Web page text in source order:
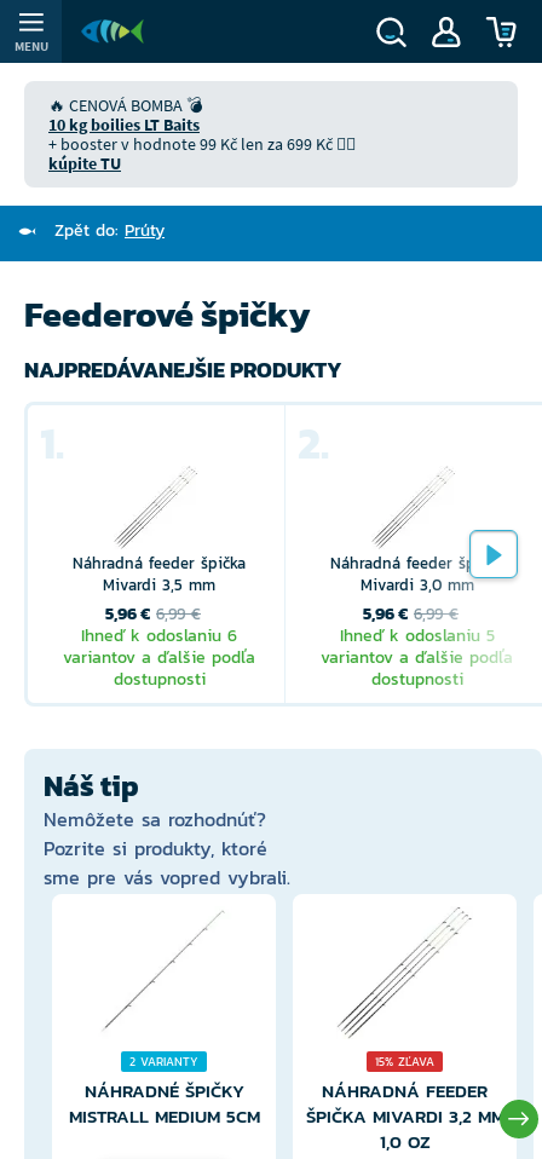
MENU
🔥 CENOVÁ BOMBA 💣
10 kg boilies LT Baits
+ booster v hodnote 99 Kč len za 699 Kč 👉🏻
kúpite TU
Zpět do: Prúty
Feederové špičky
NAJPREDÁVANEJŠIE PRODUKTY
1.
Náhradná feeder špička
Mivardi 3,5 mm
5,96 € 6,99 €
Ihneď k odoslaniu 6
variantov a ďalšie podľa
dostupnosti
2.
Náhradná feeder špička
Mivardi 3,0 mm
5,96 € 6,99 €
Ihneď k odoslaniu 5
variantov a ďalšie podľa
dostupnosti
Náš tip
Nemôžete sa rozhodnúť?
Pozrite si produkty, ktoré
sme pre vás vopred vybrali.
2 VARIANTY
NÁHRADNÉ ŠPIČKY
MISTRALL MEDIUM 5CM
15% ZĽAVA
NÁHRADNÁ FEEDER
ŠPIČKA MIVARDI 3,2 MM
1,0 OZ